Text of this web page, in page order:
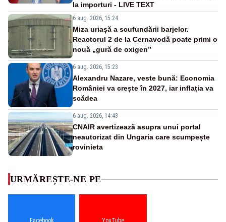
la importuri - LIVE TEXT
6 aug. 2026, 15:24
Miza uriașă a scufundării barjelor.
Reactorul 2 de la Cernavodă poate primi o
nouă „gură de oxigen”
6 aug. 2026, 15:23
Alexandru Nazare, veste bună: Economia
României va crește în 2027, iar inflația va
scădea
6 aug. 2026, 14:43
CNAIR avertizează asupra unui portal
neautorizat din Ungaria care scumpește
rovinieta
URMĂREȘTE-NE PE